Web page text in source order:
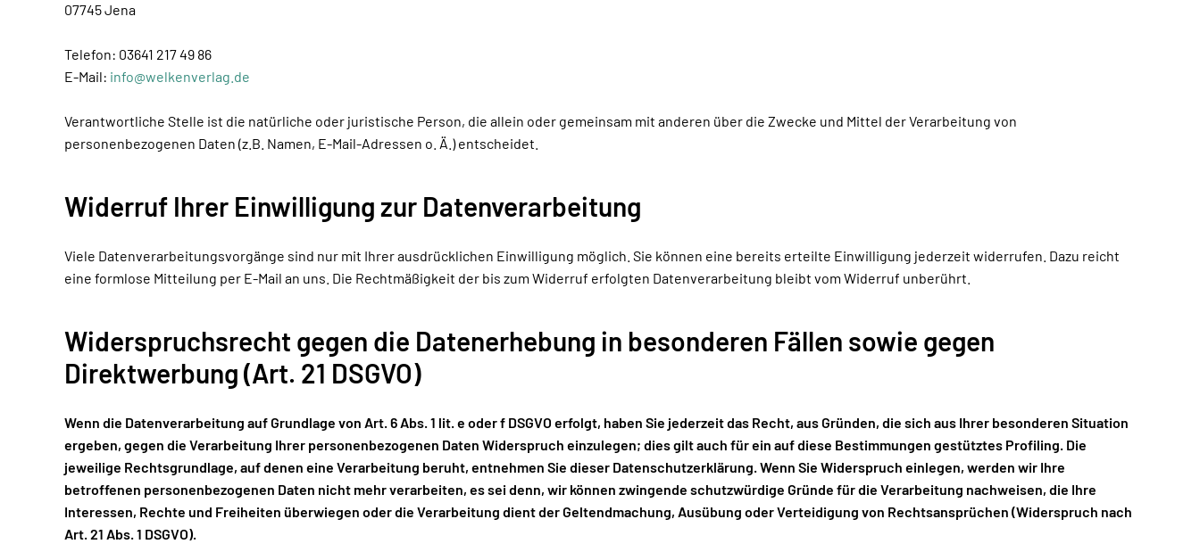
07745 Jena
Telefon: 03641 217 49 86
E-Mail: info@welkenverlag.de
Verantwortliche Stelle ist die natürliche oder juristische Person, die allein oder gemeinsam mit anderen über die Zwecke und Mittel der Verarbeitung von
personenbezogenen Daten (z.B. Namen, E-Mail-Adressen o. Ä.) entscheidet.
Widerruf Ihrer Einwilligung zur Datenverarbeitung
Viele Datenverarbeitungsvorgänge sind nur mit Ihrer ausdrücklichen Einwilligung möglich. Sie können eine bereits erteilte Einwilligung jederzeit widerrufen. Dazu reicht
eine formlose Mitteilung per E-Mail an uns. Die Rechtmäßigkeit der bis zum Widerruf erfolgten Datenverarbeitung bleibt vom Widerruf unberührt.
Widerspruchsrecht gegen die Datenerhebung in besonderen Fällen sowie gegen
Direktwerbung (Art. 21 DSGVO)
Wenn die Datenverarbeitung auf Grundlage von Art. 6 Abs. 1 lit. e oder f DSGVO erfolgt, haben Sie jederzeit das Recht, aus Gründen, die sich aus Ihrer besonderen Situation
ergeben, gegen die Verarbeitung Ihrer personenbezogenen Daten Widerspruch einzulegen; dies gilt auch für ein auf diese Bestimmungen gestütztes Profiling. Die
jeweilige Rechtsgrundlage, auf denen eine Verarbeitung beruht, entnehmen Sie dieser Datenschutzerklärung. Wenn Sie Widerspruch einlegen, werden wir Ihre
betroffenen personenbezogenen Daten nicht mehr verarbeiten, es sei denn, wir können zwingende schutzwürdige Gründe für die Verarbeitung nachweisen, die Ihre
Interessen, Rechte und Freiheiten überwiegen oder die Verarbeitung dient der Geltendmachung, Ausübung oder Verteidigung von Rechtsansprüchen (Widerspruch nach
Art. 21 Abs. 1 DSGVO).